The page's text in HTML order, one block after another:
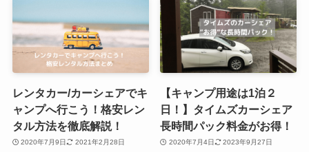
レンタカー/カーシェアでキ
ャンプへ行こう！格安レン
タル方法を徹底解説！
2020年7月9日 2021年2月28日
【キャンプ用途は1泊２
日！】タイムズカーシェア
長時間パック料金がお得！
2020年7月4日 2023年9月27日